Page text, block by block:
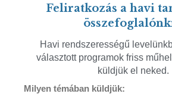
Feliratkozás a havi
Havi rendszerességű
választott programok friss
küldjük el neked.
Milyen témában küldjük: